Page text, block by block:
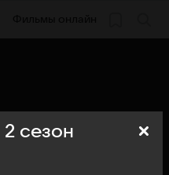
2 сезон